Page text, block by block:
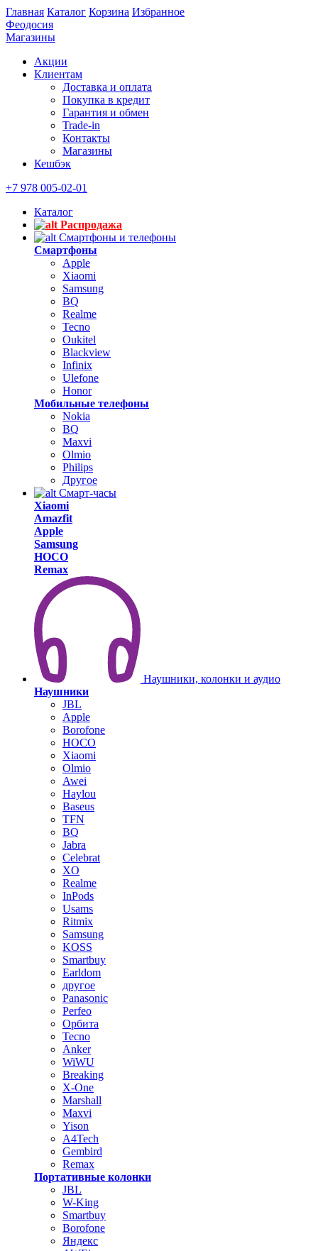
Главная Каталог Корзина Избранное
Феодосия
Магазины
Акции
Клиентам
Доставка и оплата
Покупка в кредит
Гарантия и обмен
Trade-in
Контакты
Магазины
Кешбэк
+7 978 005-02-01
Каталог
Распродажа
Смартфоны и телефоны
Смартфоны
Apple
Xiaomi
Samsung
BQ
Realme
Tecno
Oukitel
Blackview
Infinix
Ulefone
Honor
Мобильные телефоны
Nokia
BQ
Maxvi
Olmio
Philips
Другое
Смарт-часы
Xiaomi
Amazfit
Apple
Samsung
HOCO
Remax
Наушники, колонки и аудио
Наушники
JBL
Apple
Borofone
HOCO
Xiaomi
Olmio
Awei
Haylou
Baseus
TFN
BQ
Jabra
Celebrat
XO
Realme
InPods
Usams
Ritmix
Samsung
KOSS
Smartbuy
Earldom
другое
Panasonic
Perfeo
Орбита
Tecno
Anker
WiWU
Breaking
X-One
Marshall
Maxvi
Yison
A4Tech
Gembird
Remax
Портативные колонки
JBL
W-King
Smartbuy
Borofone
Яндекс